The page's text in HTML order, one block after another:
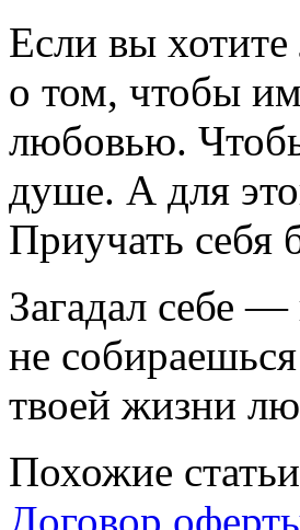
Если вы
о том, чтобы
любовью.
душе. А для
Приучать себя
Загадал себе
не
твоей жизни
Похожие статьи
Договор